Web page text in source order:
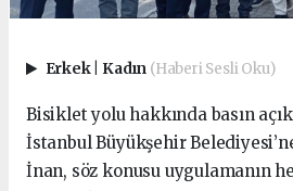
Erkek Kadın (Haberi Sesli Oku)
Bisiklet yolu hakkında basın
İstanbul Büyükşehir
İnan, söz konusu uygulamanın